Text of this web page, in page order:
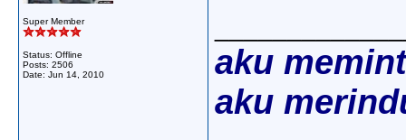
Super Member
Status: Offline
Posts: 2506
Date: Jun 14, 2010
aku
aku